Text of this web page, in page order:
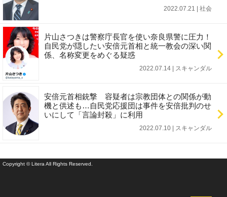
2022.07.21 | 社会
片山さつきは警察庁長官を使い奈良県警に圧力！
自民党が隠したい安倍元首相と統一教会の深い関
係、名称変更をめぐる疑惑
2022.07.14 | スキャンダル
安倍元首相銃撃 容疑者は宗教団体との関係が動
機と供述も…自民党応援団は事件を安倍批判のせ
いにして「言論封殺」に利用
2022.07.10 | スキャンダル
Copyright © Litera All Rights Reserved.